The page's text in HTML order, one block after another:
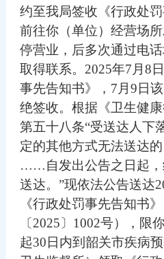
约至我局签收《行政处罚
前往你（单位）经营场所
停营业，后多次通过电话
取得联系。 2025年7月8
事先告知书》，7月9日
绝签收。根据《卫生健康
第五十八条“受送达人下
定的其他方式无法送达
……自发出公告之日起
送达。 ”现依法公告送达
《行政处罚事先告知书》
〔2025〕1002号） ，限
起30日内到 韶关市疾病